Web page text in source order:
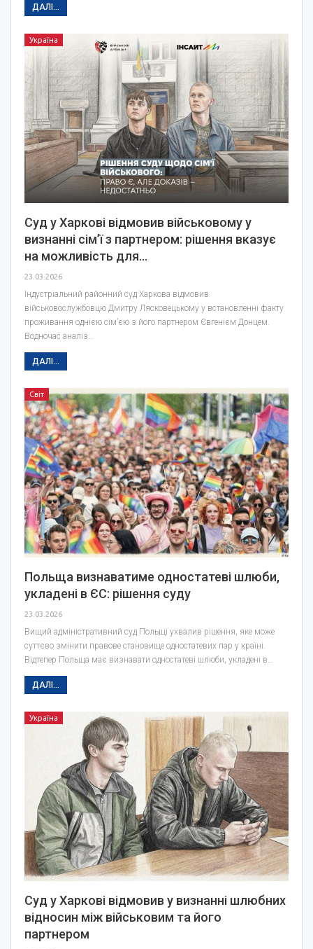
ДАЛІ...
Україна
Суд у Харкові відмовив військовому у
визнанні сім’ї з партнером: рішення вказує
на можливість для…
23.03.2026
Індустріальний районний суд Харкова відмовив
військовослужбовцю Дмитру Лясковецькому у встановленні факту
проживання однією сім’єю з його партнером Євгенієм Донцем.
Водночас аналіз…
ДАЛІ...
Світ
Польща визнаватиме одностатеві шлюби,
укладені в ЄС: рішення суду
23.03.2026
Вищий адміністративний суд Польщі ухвалив рішення, яке може
суттєво змінити правове становище одностатевих пар у країні.
Відтепер Польща має визнавати одностатеві шлюби, укладені в…
ДАЛІ...
Україна
Суд у Харкові відмовив у визнанні шлюбних
відносин між військовим та його
партнером